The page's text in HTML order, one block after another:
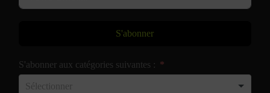
S'abonner
S'abonner aux catégories suivantes :